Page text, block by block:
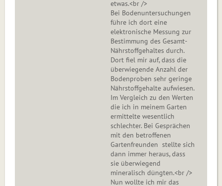
etwas.<br />
Bei Bodenuntersuchungen
führe ich dort eine
elektronische Messung zur
Bestimmung des Gesamt-
Nährstoffgehaltes durch.
Dort fiel mir auf, dass die
überwiegende Anzahl der
Bodenproben sehr geringe
Nährstoffgehalte aufwiesen.
Im Vergleich zu den Werten
die ich in meinem Garten
ermittelte wesentlich
schlechter. Bei Gesprächen
mit den betroffenen
Gartenfreunden stellte sich
dann immer heraus, dass
sie überwiegend
mineralisch düngten.<br />
Nun wollte ich mir das